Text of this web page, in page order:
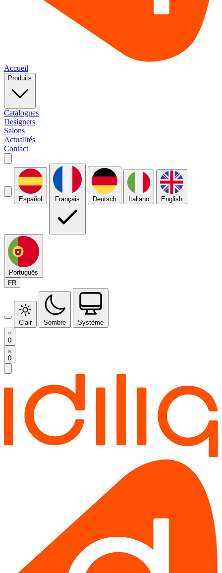
Accueil
Produits
Catalogues
Designers
Salons
Actualités
Contact
Español Français Deutsch Italiano English
Português
FR
Clair Sombre Système
0
0